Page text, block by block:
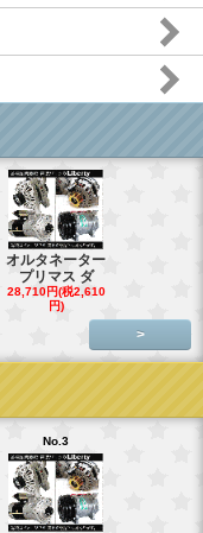
オルタネーター
プリマス ダ
28,710円(税2,610
円)
>
No.3